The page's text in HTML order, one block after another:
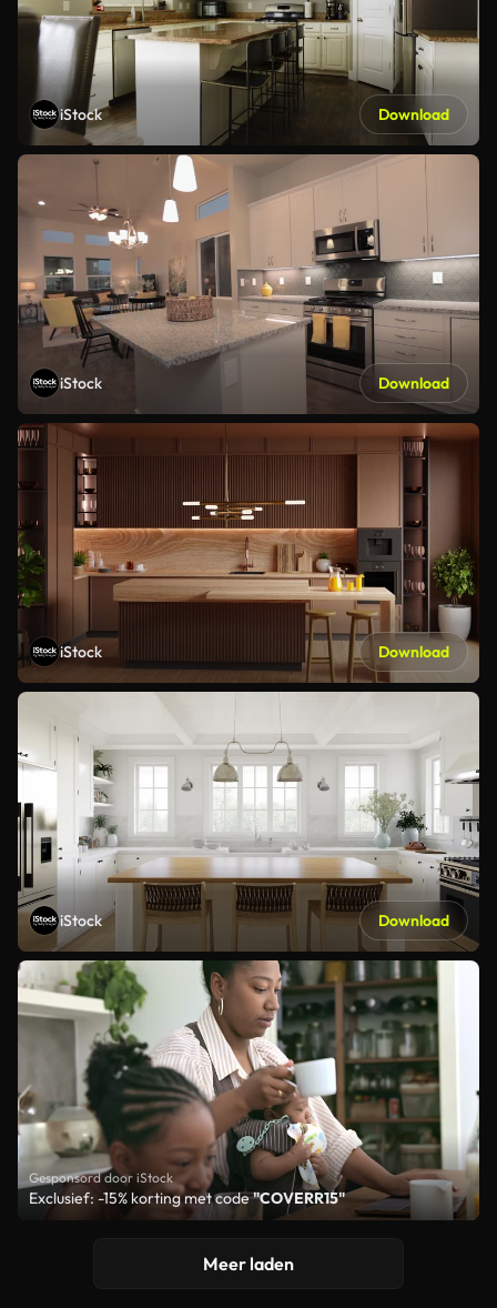
iStock Download
iStock Download
iStock Download
iStock Download
Gesponsord door iStock
Exclusief: -15% korting met code"COVERR15"
Meer laden